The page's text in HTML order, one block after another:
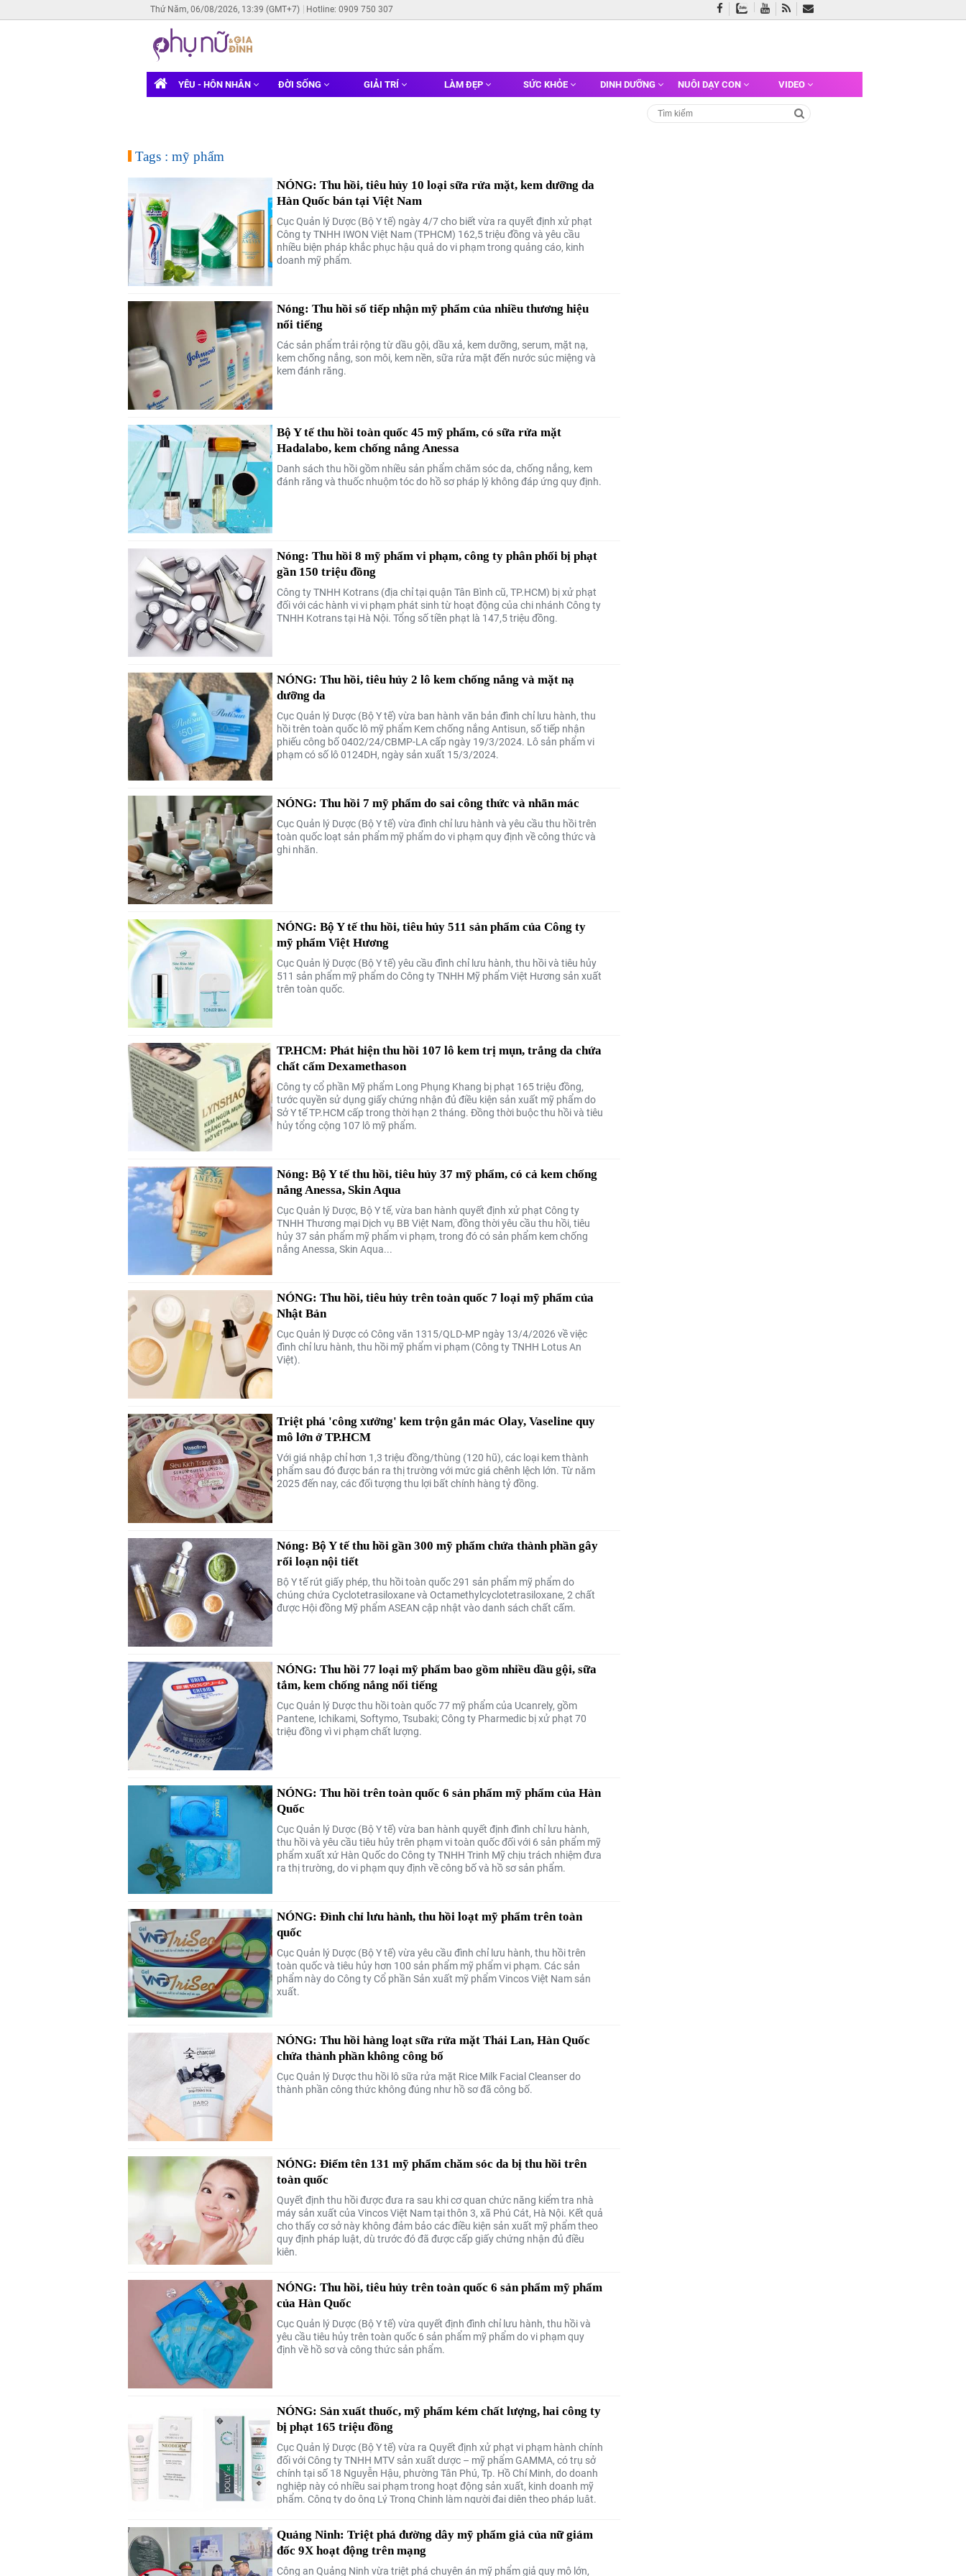
Thứ Năm, 06/08/2026, 13:39 (GMT+7) Hotline: 0909 750 307
YÊU - HÔN NHÂN ĐỜI SỐNG GIẢI TRÍ LÀM ĐẸP SỨC KHỎE DINH DƯỠNG NUÔI DẠY CON VIDEO
Tags : mỹ phẩm
NÓNG: Thu hồi, tiêu hủy 10 loại sữa rửa mặt, kem dưỡng da
Hàn Quốc bán tại Việt Nam
Cục Quản lý Dược (Bộ Y tế) ngày 4/7 cho biết vừa ra quyết định xử phạt
Công ty TNHH IWON Việt Nam (TPHCM) 162,5 triệu đồng và yêu cầu
nhiều biện pháp khắc phục hậu quả do vi phạm trong quảng cáo, kinh
doanh mỹ phẩm.
Nóng: Thu hồi số tiếp nhận mỹ phẩm của nhiều thương hiệu
nổi tiếng
Các sản phẩm trải rộng từ dầu gội, dầu xả, kem dưỡng, serum, mặt nạ,
kem chống nắng, son môi, kem nền, sữa rửa mặt đến nước súc miệng và
kem đánh răng.
Bộ Y tế thu hồi toàn quốc 45 mỹ phẩm, có sữa rửa mặt
Hadalabo, kem chống nắng Anessa
Danh sách thu hồi gồm nhiều sản phẩm chăm sóc da, chống nắng, kem
đánh răng và thuốc nhuộm tóc do hồ sơ pháp lý không đáp ứng quy định.
Nóng: Thu hồi 8 mỹ phẩm vi phạm, công ty phân phối bị phạt
gần 150 triệu đồng
Công ty TNHH Kotrans (địa chỉ tại quận Tân Bình cũ, TP.HCM) bị xử phạt
đối với các hành vi vi phạm phát sinh từ hoạt động của chi nhánh Công ty
TNHH Kotrans tại Hà Nội. Tổng số tiền phạt là 147,5 triệu đồng.
NÓNG: Thu hồi, tiêu hủy 2 lô kem chống nắng và mặt nạ
dưỡng da
Cục Quản lý Dược (Bộ Y tế) vừa ban hành văn bản đình chỉ lưu hành, thu
hồi trên toàn quốc lô mỹ phẩm Kem chống nắng Antisun, số tiếp nhận
phiếu công bố 0402/24/CBMP-LA cấp ngày 19/3/2024. Lô sản phẩm vi
phạm có số lô 0124DH, ngày sản xuất 15/3/2024.
NÓNG: Thu hồi 7 mỹ phẩm do sai công thức và nhãn mác
Cục Quản lý Dược (Bộ Y tế) vừa đình chỉ lưu hành và yêu cầu thu hồi trên
toàn quốc loạt sản phẩm mỹ phẩm do vi phạm quy định về công thức và
ghi nhãn.
NÓNG: Bộ Y tế thu hồi, tiêu hủy 511 sản phẩm của Công ty
mỹ phẩm Việt Hương
Cục Quản lý Dược (Bộ Y tế) yêu cầu đình chỉ lưu hành, thu hồi và tiêu hủy
511 sản phẩm mỹ phẩm do Công ty TNHH Mỹ phẩm Việt Hương sản xuất
trên toàn quốc.
TP.HCM: Phát hiện thu hồi 107 lô kem trị mụn, trắng da chứa
chất cấm Dexamethason
Công ty cổ phần Mỹ phẩm Long Phụng Khang bị phạt 165 triệu đồng,
tước quyền sử dụng giấy chứng nhận đủ điều kiện sản xuất mỹ phẩm do
Sở Y tế TP.HCM cấp trong thời hạn 2 tháng. Đồng thời buộc thu hồi và tiêu
hủy tổng cộng 107 lô mỹ phẩm.
Nóng: Bộ Y tế thu hồi, tiêu hủy 37 mỹ phẩm, có cả kem chống
nắng Anessa, Skin Aqua
Cục Quản lý Dược, Bộ Y tế, vừa ban hành quyết định xử phạt Công ty
TNHH Thương mại Dịch vụ BB Việt Nam, đồng thời yêu cầu thu hồi, tiêu
hủy 37 sản phẩm mỹ phẩm vi phạm, trong đó có sản phẩm kem chống
nắng Anessa, Skin Aqua...
NÓNG: Thu hồi, tiêu hủy trên toàn quốc 7 loại mỹ phẩm của
Nhật Bản
Cục Quản lý Dược có Công văn 1315/QLD-MP ngày 13/4/2026 về việc
đình chỉ lưu hành, thu hồi mỹ phẩm vi phạm (Công ty TNHH Lotus An
Việt).
Triệt phá 'công xưởng' kem trộn gắn mác Olay, Vaseline quy
mô lớn ở TP.HCM
Với giá nhập chỉ hơn 1,3 triệu đồng/thùng (120 hũ), các loại kem thành
phẩm sau đó được bán ra thị trường với mức giá chênh lệch lớn. Từ năm
2025 đến nay, các đối tượng thu lợi bất chính hàng tỷ đồng.
Nóng: Bộ Y tế thu hồi gần 300 mỹ phẩm chứa thành phần gây
rối loạn nội tiết
Bộ Y tế rút giấy phép, thu hồi toàn quốc 291 sản phẩm mỹ phẩm do
chúng chứa Cyclotetrasiloxane và Octamethylcyclotetrasiloxane, 2 chất
được Hội đồng Mỹ phẩm ASEAN cập nhật vào danh sách chất cấm.
NÓNG: Thu hồi 77 loại mỹ phẩm bao gồm nhiều dầu gội, sữa
tắm, kem chống nắng nổi tiếng
Cục Quản lý Dược thu hồi toàn quốc 77 mỹ phẩm của Ucanrely, gồm
Pantene, Ichikami, Softymo, Tsubaki; Công ty Pharmedic bị xử phạt 70
triệu đồng vì vi phạm chất lượng.
NÓNG: Thu hồi trên toàn quốc 6 sản phẩm mỹ phẩm của Hàn
Quốc
Cục Quản lý Dược (Bộ Y tế) vừa ban hành quyết định đình chỉ lưu hành,
thu hồi và yêu cầu tiêu hủy trên phạm vi toàn quốc đối với 6 sản phẩm mỹ
phẩm xuất xứ Hàn Quốc do Công ty TNHH Trinh Mỹ chịu trách nhiệm đưa
ra thị trường, do vi phạm quy định về công bố và hồ sơ sản phẩm.
NÓNG: Đình chỉ lưu hành, thu hồi loạt mỹ phẩm trên toàn
quốc
Cục Quản lý Dược (Bộ Y tế) vừa yêu cầu đình chỉ lưu hành, thu hồi trên
toàn quốc và tiêu hủy hơn 100 sản phẩm mỹ phẩm vi phạm. Các sản
phẩm này do Công ty Cổ phần Sản xuất mỹ phẩm Vincos Việt Nam sản
xuất.
NÓNG: Thu hồi hàng loạt sữa rửa mặt Thái Lan, Hàn Quốc
chứa thành phần không công bố
Cục Quản lý Dược thu hồi lô sữa rửa mặt Rice Milk Facial Cleanser do
thành phần công thức không đúng như hồ sơ đã công bố.
NÓNG: Điểm tên 131 mỹ phẩm chăm sóc da bị thu hồi trên
toàn quốc
Quyết định thu hồi được đưa ra sau khi cơ quan chức năng kiểm tra nhà
máy sản xuất của Vincos Việt Nam tại thôn 3, xã Phú Cát, Hà Nội. Kết quả
cho thấy cơ sở này không đảm bảo các điều kiện sản xuất mỹ phẩm theo
quy định pháp luật, dù trước đó đã được cấp giấy chứng nhận đủ điều
kiện.
NÓNG: Thu hồi, tiêu hủy trên toàn quốc 6 sản phẩm mỹ phẩm
của Hàn Quốc
Cục Quản lý Dược (Bộ Y tế) vừa quyết định đình chỉ lưu hành, thu hồi và
yêu cầu tiêu hủy trên toàn quốc 6 sản phẩm mỹ phẩm do vi phạm quy
định về hồ sơ và công thức sản phẩm.
NÓNG: Sản xuất thuốc, mỹ phẩm kém chất lượng, hai công ty
bị phạt 165 triệu đồng
Cục Quản lý Dược (Bộ Y tế) vừa ra Quyết định xử phạt vi phạm hành chính
đối với Công ty TNHH MTV sản xuất dược – mỹ phẩm GAMMA, có trụ sở
chính tại số 18 Nguyễn Hậu, phường Tân Phú, Tp. Hồ Chí Minh, do doanh
nghiệp này có nhiều sai phạm trong hoạt động sản xuất, kinh doanh mỹ
phẩm. Công ty do ông Lý Trọng Chinh làm người đại diện theo pháp luật.
Quảng Ninh: Triệt phá đường dây mỹ phẩm giả của nữ giám
đốc 9X hoạt động trên mạng
Công an Quảng Ninh vừa triệt phá chuyên án mỹ phẩm giả quy mô lớn,